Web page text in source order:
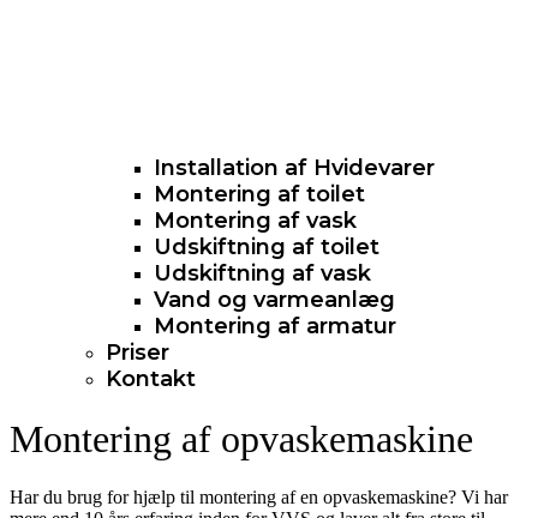
Installation af Hvidevarer​
Montering af toilet
Montering af vask
Udskiftning af toilet
Udskiftning af vask
Vand og varmeanlæg
Montering af armatur
Priser
Kontakt
Montering af opvaskemaskine
Har du brug for hjælp til montering af en opvaskemaskine? Vi har